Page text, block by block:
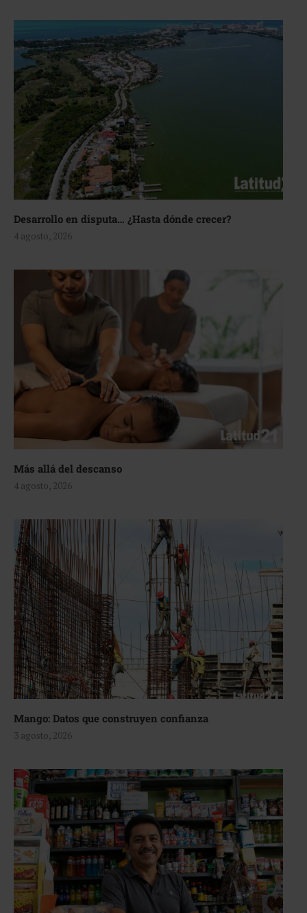
Desarrollo en disputa… ¿Hasta dónde crecer?
4 agosto, 2026
Más allá del descanso
4 agosto, 2026
Mango: Datos que construyen confianza
3 agosto, 2026